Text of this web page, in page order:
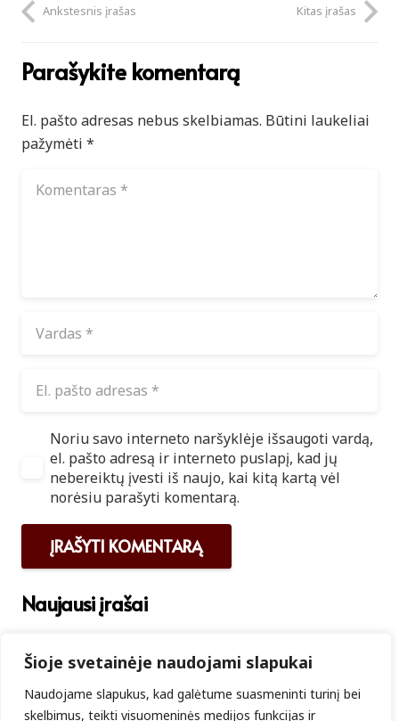
Šioje svetainėje naudojami slapukai
Naudojame slapukus, kad galėtume suasmeninti turinį bei
skelbimus, teikti visuomeninės medijos funkcijas ir
Ankstesnis įrašas Kitas įrašas
Parašykite komentarą
El. pašto adresas nebus skelbiamas. Būtini laukeliai
pažymėti *
Noriu savo interneto naršyklėje išsaugoti vardą,
el. pašto adresą ir interneto puslapį, kad jų
nebereiktų įvesti iš naujo, kai kitą kartą vėl
norėsiu parašyti komentarą.
ĮRAŠYTI KOMENTARĄ
Naujausi įrašai
Sveikų santykių algoritmas
Kompleksinės socialinės paslaugos Kretingos miesto